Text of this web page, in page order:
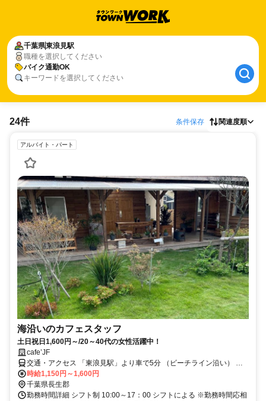
千葉県東浪見駅
職種を選択してください
バイク通勤OK
キーワードを選択してください
24件 条件保存 関連度順
アルバイト・パート
海沿いのカフェスタッフ
土日祝日1,600円～/20～40代の女性活躍中！
cafe’JF
交通・アクセス 「東浪見駅」より車で5分 （ビーチライン沿い） ★
車・バイク・自転車通勤ＯＫ
時給1,150円～1,600円
千葉県長生郡
勤務時間詳細 シフト制 10:00～17：00 シフトによる ※勤務時間応相